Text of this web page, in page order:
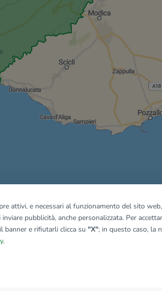
tutti gli immobili del riquadro
attivi, e necessari al funzionamento del sito
pubblicità, anche personalizzata. Per
banner e rifiutarli clicca su "X"; in questo caso, la
.